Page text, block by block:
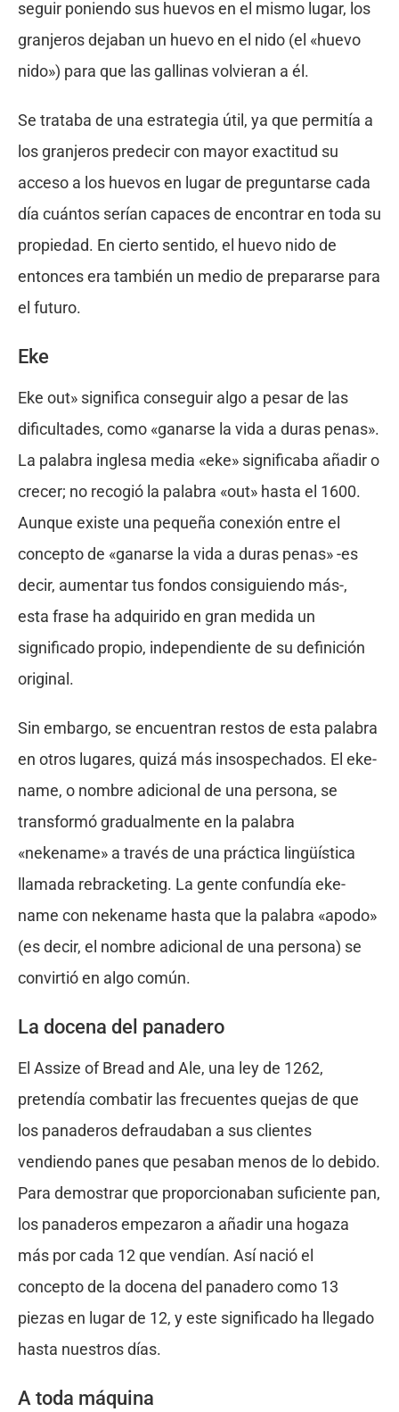
seguir poniendo sus huevos en el mismo lugar, los
granjeros dejaban un huevo en el nido (el «huevo
nido») para que las gallinas volvieran a él.
Se trataba de una estrategia útil, ya que permitía a
los granjeros predecir con mayor exactitud su
acceso a los huevos en lugar de preguntarse cada
día cuántos serían capaces de encontrar en toda su
propiedad. En cierto sentido, el huevo nido de
entonces era también un medio de prepararse para
el futuro.
Eke
Eke out» significa conseguir algo a pesar de las
dificultades, como «ganarse la vida a duras penas».
La palabra inglesa media «eke» significaba añadir o
crecer; no recogió la palabra «out» hasta el 1600.
Aunque existe una pequeña conexión entre el
concepto de «ganarse la vida a duras penas» -es
decir, aumentar tus fondos consiguiendo más-,
esta frase ha adquirido en gran medida un
significado propio, independiente de su definición
original.
Sin embargo, se encuentran restos de esta palabra
en otros lugares, quizá más insospechados. El eke-
name, o nombre adicional de una persona, se
transformó gradualmente en la palabra
«nekename» a través de una práctica lingüística
llamada rebracketing. La gente confundía eke-
name con nekename hasta que la palabra «apodo»
(es decir, el nombre adicional de una persona) se
convirtió en algo común.
La docena del panadero
El Assize of Bread and Ale, una ley de 1262,
pretendía combatir las frecuentes quejas de que
los panaderos defraudaban a sus clientes
vendiendo panes que pesaban menos de lo debido.
Para demostrar que proporcionaban suficiente pan,
los panaderos empezaron a añadir una hogaza
más por cada 12 que vendían. Así nació el
concepto de la docena del panadero como 13
piezas en lugar de 12, y este significado ha llegado
hasta nuestros días.
A toda máquina